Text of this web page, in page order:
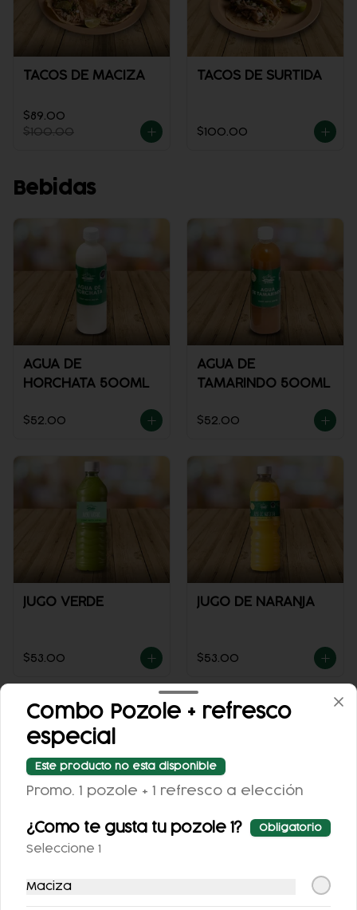
TACOS DE MACIZA
$89.00
$100.00
TACOS DE SURTIDA
$100.00
Bebidas
AGUA DE
HORCHATA 500ML
$52.00
AGUA DE
TAMARINDO 500ML
$52.00
JUGO VERDE
$53.00
JUGO DE NARANJA
$53.00
COCA COLA ZERO
Combo Pozole + refresco
especial
Este producto no esta disponible
Promo. 1 pozole + 1 refresco a elección
¿Como te gusta tu pozole 1? Obligatorio
Seleccione 1
Maciza